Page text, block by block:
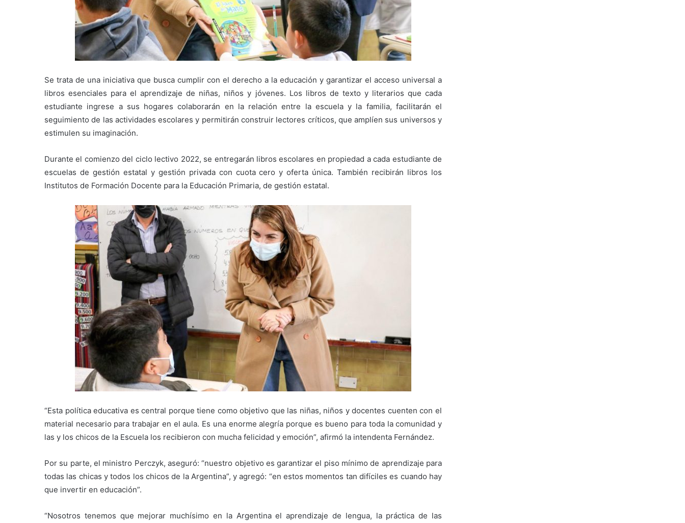
Se trata de una iniciativa que busca cumplir con el derecho a la educación y garantizar el acceso universal a
libros esenciales para el aprendizaje de niñas, niños y jóvenes. Los libros de texto y literarios que cada
estudiante ingrese a sus hogares colaborarán en la relación entre la escuela y la familia, facilitarán el
seguimiento de las actividades escolares y permitirán construir lectores críticos, que amplíen sus universos y
estimulen su imaginación.
Durante el comienzo del ciclo lectivo 2022, se entregarán libros escolares en propiedad a cada estudiante de
escuelas de gestión estatal y gestión privada con cuota cero y oferta única. También recibirán libros los
Institutos de Formación Docente para la Educación Primaria, de gestión estatal.
“Esta política educativa es central porque tiene como objetivo que las niñas, niños y docentes cuenten con el
material necesario para trabajar en el aula. Es una enorme alegría porque es bueno para toda la comunidad y
las y los chicos de la Escuela los recibieron con mucha felicidad y emoción”, afirmó la intendenta Fernández.
Por su parte, el ministro Perczyk, aseguró: “nuestro objetivo es garantizar el piso mínimo de aprendizaje para
todas las chicas y todos los chicos de la Argentina”, y agregó: “en estos momentos tan difíciles es cuando hay
que invertir en educación”.
“Nosotros tenemos que mejorar muchísimo en la Argentina el aprendizaje de lengua, la práctica de las